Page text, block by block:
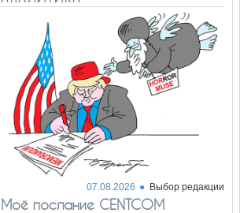
07.08.2026 Выбор редакции
Моё послание CENTCOM